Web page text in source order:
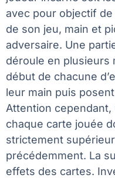
avec pour objectif
de son jeu, main et
adversaire. Une
déroule en plusieurs
début de chacune
leur main puis
Attention cependant,
chaque carte jouée
strictement
précédemment. La
effets des cartes.